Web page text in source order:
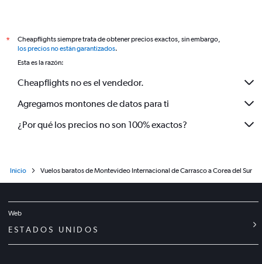
*
Cheapflights siempre trata de obtener precios exactos, sin embargo,
los precios no están garantizados.
Esta es la razón:
Cheapflights no es el vendedor.
Agregamos montones de datos para ti
¿Por qué los precios no son 100% exactos?
Inicio Vuelos baratos de Montevideo Internacional de Carrasco a Corea del Sur
Web
ESTADOS UNIDOS